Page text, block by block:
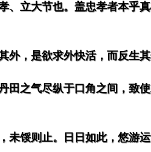
立大节也。盖忠孝者本乎真
，是欲求外快活，而反生其
田之气尽纵于口角之间，致
未馁则止。日日如此，悠游